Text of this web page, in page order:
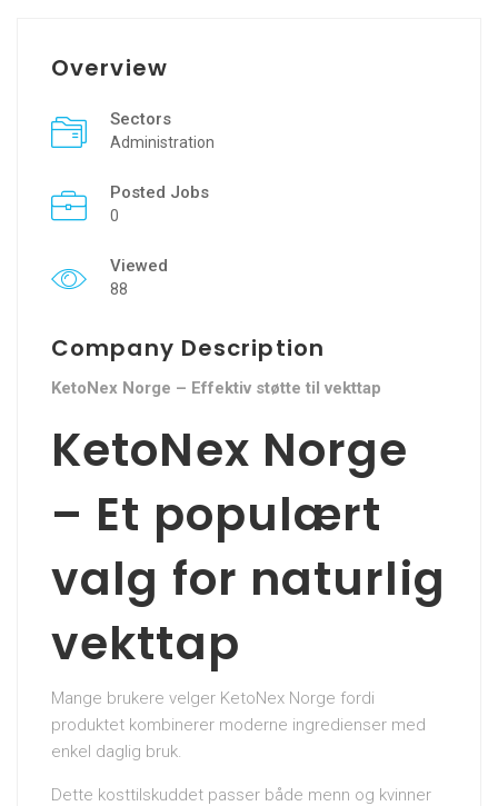
Overview
Sectors
Administration
Posted Jobs
0
Viewed
88
Company Description
KetoNex Norge – Effektiv støtte til vekttap
KetoNex Norge
– Et populært
valg for naturlig
vekttap
Mange brukere velger KetoNex Norge fordi
produktet kombinerer moderne ingredienser med
enkel daglig bruk.
Dette kosttilskuddet passer både menn og kvinner